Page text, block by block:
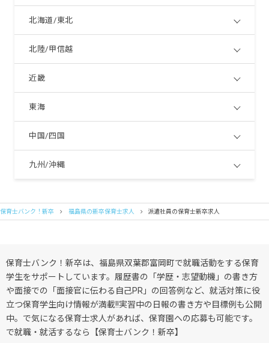
北海道/東北
北陸/甲信越
近畿
東海
中国/四国
九州/沖縄
保育士バンク！新卒 福島県の新卒保育士求人 派遣社員の保育士新卒求人
保育士バンク！新卒は、福島県双葉郡富岡町で就職活動をする保育
学生をサポートしています。履歴書の「学歴・志望動機」の書き方
や面接での「面接官に伝わる自己PR」の回答例など、就活対策に役
立つ保育学生向け情報が満載!!実習中の日報の書き方や目標例も公開
中。で気になる保育士求人があれば、保育園への応募も可能です。
で就職・就活するなら【保育士バンク！新卒】